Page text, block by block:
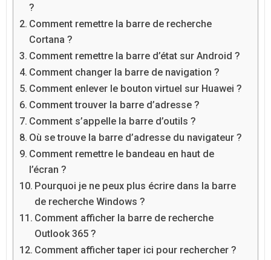
?
Comment remettre la barre de recherche
Cortana ?
Comment remettre la barre d’état sur Android ?
Comment changer la barre de navigation ?
Comment enlever le bouton virtuel sur Huawei ?
Comment trouver la barre d’adresse ?
Comment s’appelle la barre d’outils ?
Où se trouve la barre d’adresse du navigateur ?
Comment remettre le bandeau en haut de
l’écran ?
Pourquoi je ne peux plus écrire dans la barre
de recherche Windows ?
Comment afficher la barre de recherche
Outlook 365 ?
Comment afficher taper ici pour rechercher ?